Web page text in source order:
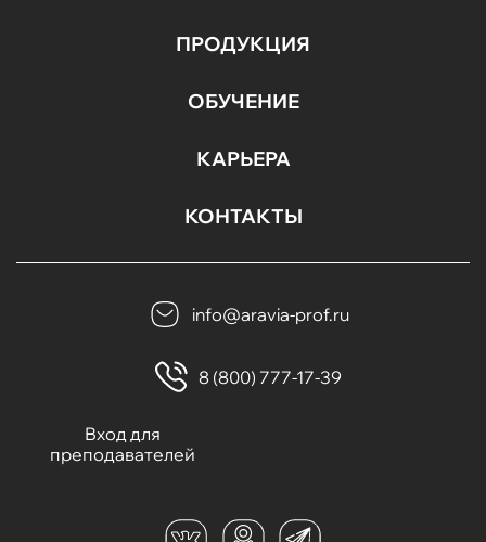
ПРОДУКЦИЯ
ОБУЧЕНИЕ
КАРЬЕРА
КОНТАКТЫ
info@aravia-prof.ru
8 (800) 777-17-39
Вход для
преподавателей